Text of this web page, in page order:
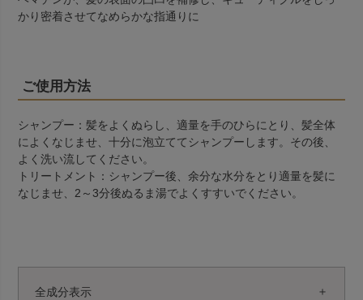
かり密着させてなめらかな指通りに
ご使用方法
シャンプー：髪をよくぬらし、適量を手のひらにとり、髪全体
によくなじませ、十分に泡立ててシャンプーします。その後、
よく洗い流してください。
トリートメント：シャンプー後、余分な水分をとり適量を髪に
なじませ、2～3分後ぬるま湯でよくすすいでください。
全成分表示